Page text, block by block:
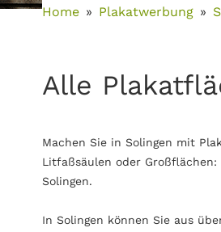
Home Plakatwerbung
Alle
Machen Sie in Solingen mit
Litfaßsäulen oder Großflächen:
Solingen.
In Solingen können Sie aus